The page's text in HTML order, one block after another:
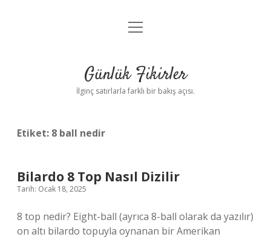
Anasayfa
Yasal Uyarı
menüyü
Günlük Fikirler
İlginç satırlarla farklı bir bakış açısı.
Etiket: 8 ball nedir
Bilardo 8 Top Nasıl Dizilir
Tarih: Ocak 18, 2025
8 top nedir? Eight-ball (ayrıca 8-ball olarak da yazılır)
on altı bilardo topuyla oynanan bir Amerikan